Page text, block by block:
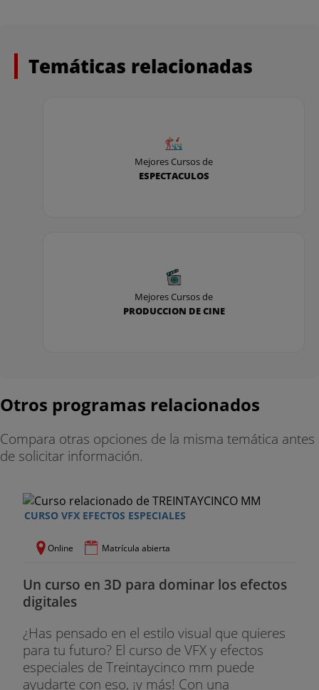
Realizadora audiovisual
Especialista en Marketing
Temáticas relacionadas
Mejores Cursos de
ESPECTACULOS
Mejores Cursos de
PRODUCCION DE CINE
Otros programas relacionados
Compara otras opciones de la misma temática antes
de solicitar información.
CURSO VFX EFECTOS ESPECIALES
Online Matrícula abierta
Un curso en 3D para dominar los efectos
digitales
¿Has pensado en el estilo visual que quieres
para tu futuro? El curso de VFX y efectos
especiales de Treintaycinco mm puede
ayudarte con eso, ¡y más! Con una